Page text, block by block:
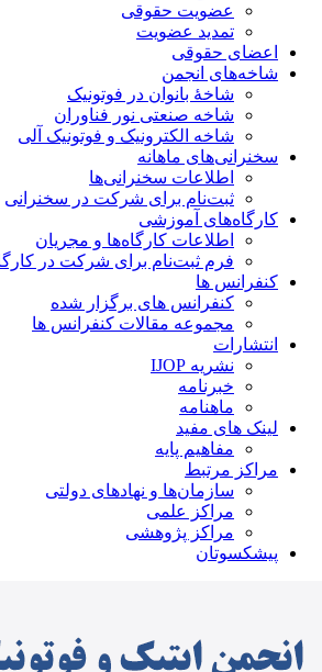
عضویت حقوقی
تمدید عضویت
اعضای حقوقی
شاخه‌های انجمن
شاخۀ بانوان در فوتونیک
شاخه صنعتی نور فناوران
شاخه‌ الکترونیک و فوتونیک آلی
سخنرانی‌های ماهانه
اطلاعات سخنرانی‌‌ها
ثبت‌نام برای شرکت در سخنرانی
کارگاه‌های آموزشی
اطلاعات کارگاه‌ها و مجریان
فرم ثبت‌نام برای شرکت در کارگاه
کنفرانس ها
کنفرانس های برگزار شده
مجموعه مقالات کنفرانس ها
انتشارات
نشریه IJOP
خبرنامه
ماهنامه
لینک های مفید
مفاهیم پایه
مراکز مرتبط
سازمان‌ها و نهادهای دولتی
مراکز علمی
مراکز پژوهشی
پیشکسوتان